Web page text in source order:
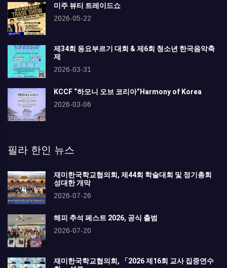
미주 뷰티 트레이드쇼
2026-05-22
제34회 동요부르기 대회 & 제6회 청소년 한국음악축
제
2026-03-31
KCCF “하모니 오브 코리아”Harmony of Korea
2026-03-06
필라 한인 뉴스
재미한국학교협의회, 제44회 학술대회 및 정기총회
성대한 개막
2026-07-26
해피 추석 페스트 2026, 공식 출범
2026-07-20
재미한국학교협의회, 「2026 제16회 교사 집중연수